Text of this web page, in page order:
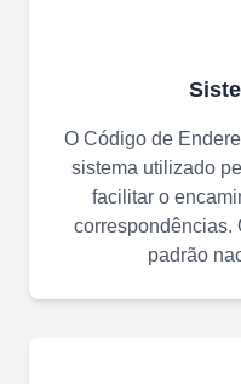
O Código de
sistema utilizado
facilitar o
correspondências.
padrão